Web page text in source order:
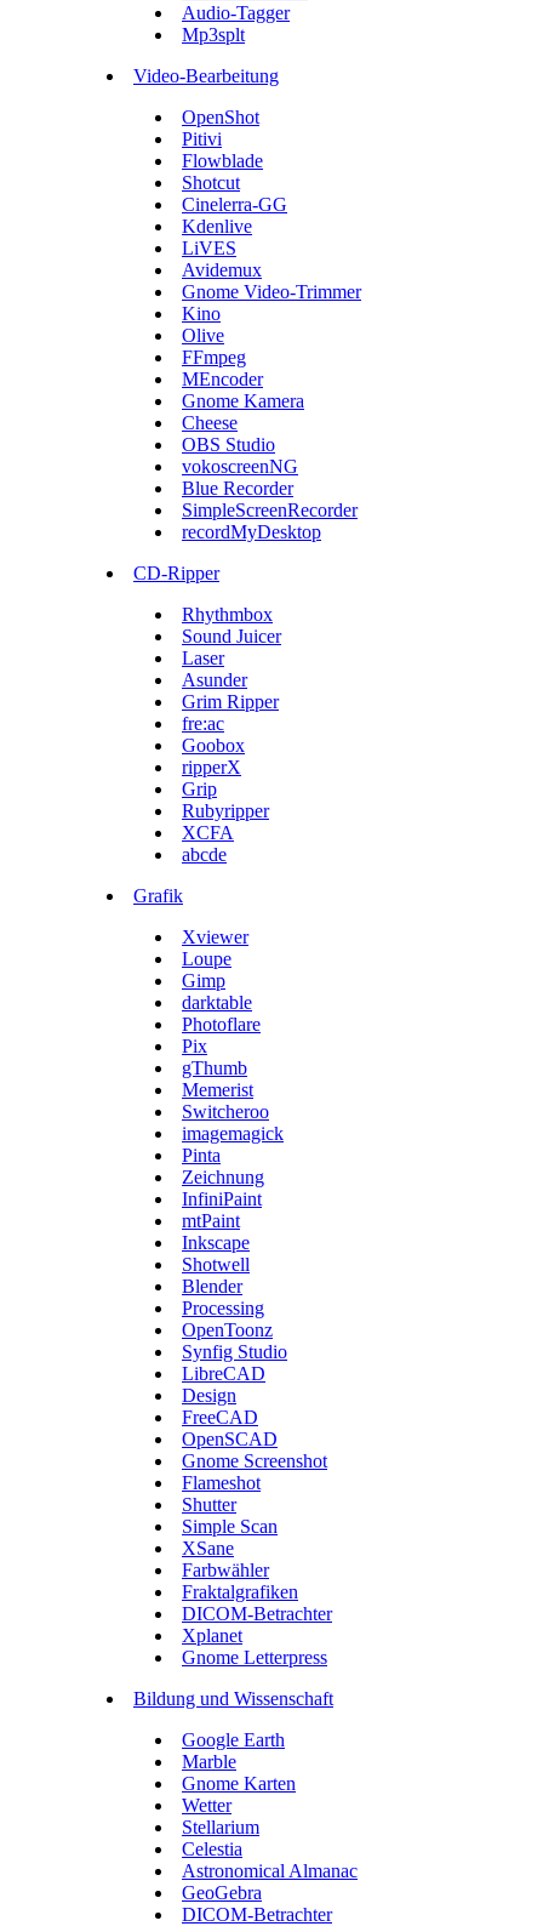
Audio-Tagger
Mp3splt
Video-Bearbeitung
OpenShot
Pitivi
Flowblade
Shotcut
Cinelerra-GG
Kdenlive
LiVES
Avidemux
Gnome Video-Trimmer
Kino
Olive
FFmpeg
MEncoder
Gnome Kamera
Cheese
OBS Studio
vokoscreenNG
Blue Recorder
SimpleScreenRecorder
recordMyDesktop
CD-Ripper
Rhythmbox
Sound Juicer
Laser
Asunder
Grim Ripper
fre:ac
Goobox
ripperX
Grip
Rubyripper
XCFA
abcde
Grafik
Xviewer
Loupe
Gimp
darktable
Photoflare
Pix
gThumb
Memerist
Switcheroo
imagemagick
Pinta
Zeichnung
InfiniPaint
mtPaint
Inkscape
Shotwell
Blender
Processing
OpenToonz
Synfig Studio
LibreCAD
Design
FreeCAD
OpenSCAD
Gnome Screenshot
Flameshot
Shutter
Simple Scan
XSane
Farbwähler
Fraktalgrafiken
DICOM-Betrachter
Xplanet
Gnome Letterpress
Bildung und Wissenschaft
Google Earth
Marble
Gnome Karten
Wetter
Stellarium
Celestia
Astronomical Almanac
GeoGebra
DICOM-Betrachter